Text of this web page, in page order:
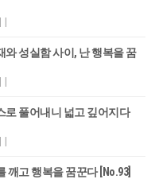
와 성실함 사이, 난 행복을 꿈
로 풀어내니 넓고 깊어지다
깨고 행복을 꿈꾼다 [No.93]